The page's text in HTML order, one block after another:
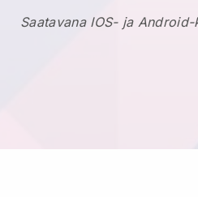
Saatavana IOS- ja